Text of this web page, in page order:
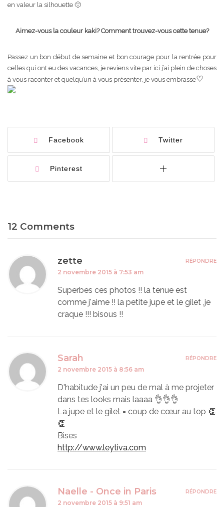
en valeur la silhouette 🙂
Aimez-vous la couleur kaki? Comment trouvez-vous cette tenue?
Passez un bon début de semaine et bon courage pour la rentrée pour
celles qui ont eu des vacances, je reviens vite par ici j’ai plein de choses
à vous raconter et quelqu’un à vous présenter, je vous embrasse♡
Facebook Twitter
Pinterest
12 Comments
zette
2 novembre 2015 à 7:53 am
Superbes ces photos !! la tenue est
comme j'aime !! la petite jupe et le gilet ,je
craque !!! bisous !!
RÉPONDRE
Sarah
2 novembre 2015 à 8:56 am
D'habitude j'ai un peu de mal à me projeter
dans tes looks mais laaaa 👌👌👌
La jupe et le gilet = coup de cœur au top 👏
👏
Bises
http://www.leytiva.com
RÉPONDRE
Naelle - Once in Paris
2 novembre 2015 à 9:51 am
RÉPONDRE